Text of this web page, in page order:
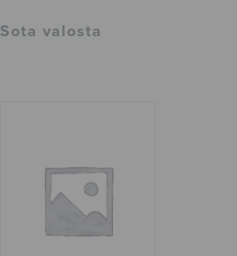
Sota valosta